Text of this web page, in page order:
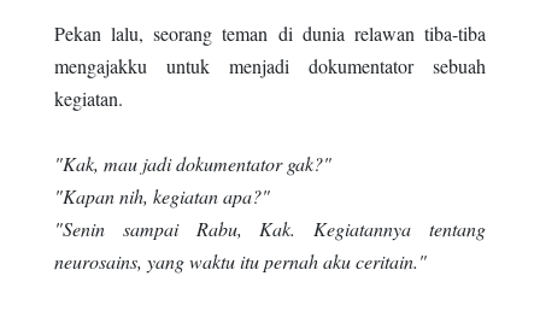
Pekan lalu, seorang teman di dunia relawan tiba-tiba
mengajakku untuk menjadi dokumentator sebuah
kegiatan.
"Kak, mau jadi dokumentator gak?"
"Kapan nih, kegiatan apa?"
"Senin sampai Rabu, Kak. Kegiatannya tentang
neurosains, yang waktu itu pernah aku ceritain."